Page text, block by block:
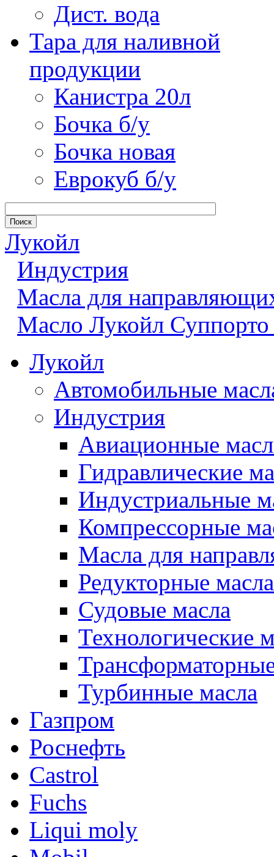
Дист. вода
Тара для наливной
продукции
Канистра 20л
Бочка б/у
Бочка новая
Еврокуб б/у
Лукойл
Индустрия
Масла для
Масло Лукойл
Лукойл
Автомобильные
Индустрия
Авиационные
Гидравлические
Индустриальные
Компрессорные
Масла для
Редукторные масла
Судовые масла
Технологические
Турбинные масла
Газпром
Роснефть
Castrol
Fuchs
Liqui moly